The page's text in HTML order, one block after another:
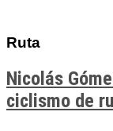
Ruta
Nicolás
ciclismo de